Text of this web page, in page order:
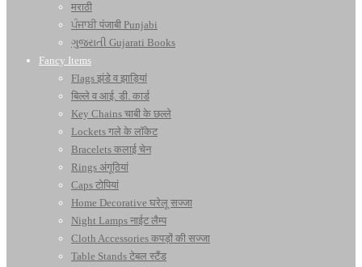
मराठी
ਪੰਜਾਬੀ पंजाबी Punjabi
ગુજરાતી Gujarati Books
Fancy Items
Flags झंडे व झाड़ियां
बिल्ले व आई. डी. कार्ड
Key Chains चाबी के छल्ले
Lockets गले के लॉकेट
Bracelets कलाई चेन
Rings अंगूठियां
Caps टोपियां
Home Decorative घरेलू सज्जा
Night Lamps नाईट लैम्प
Cloth Accessories कपड़ों की सज्जा
Table Stands टेबल स्टैंड